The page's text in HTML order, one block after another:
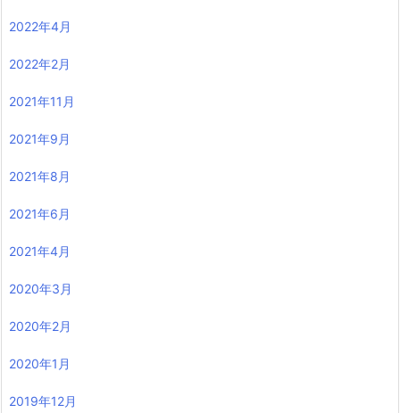
2022年4月
2022年2月
2021年11月
2021年9月
2021年8月
2021年6月
2021年4月
2020年3月
2020年2月
2020年1月
2019年12月